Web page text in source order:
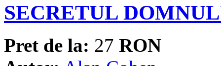
SECRETUL
Pret de la: 27 RON